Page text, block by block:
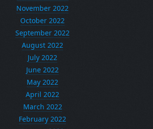
November 2022
October 2022
September 2022
August 2022
July 2022
June 2022
May 2022
April 2022
March 2022
February 2022